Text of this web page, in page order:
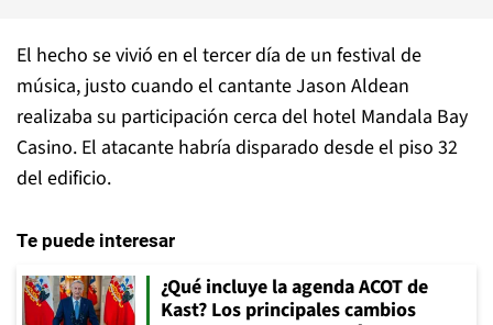
El hecho se vivió en el tercer día de un festival de
música, justo cuando el cantante Jason Aldean
realizaba su participación cerca del hotel Mandala Bay
Casino. El atacante habría disparado desde el piso 32
del edificio.
Te puede interesar
¿Qué incluye la agenda ACOT de
Kast? Los principales cambios